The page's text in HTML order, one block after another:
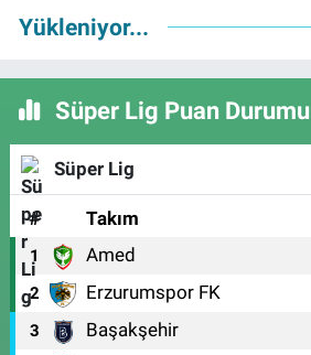
Yükleniyor...
Süper Lig Puan Durumu
Süper Lig
# Takım
1 Amed
2 Erzurumspor FK
3 Başakşehir